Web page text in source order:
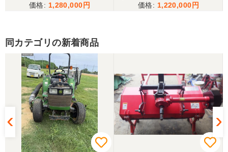
うございました。
山梨県／じん
整備された中古のバインダーを探していて、金額も
だいたい予算内だったのですぐに決めました！ それ
から陸送が可能という所も大きな決め手で、良い買
い物が出来たと非常に満足しております。
備済み
1,280,000 1,220,000
同カテゴリの新着商品